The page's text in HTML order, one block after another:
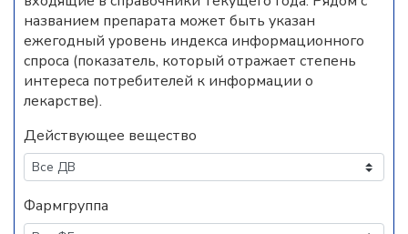
названием препарата может быть указан
ежегодный уровень индекса информационного
спроса (показатель, который отражает степень
интереса потребителей к информации о
лекарстве).
Действующее вещество
Фармгруппа